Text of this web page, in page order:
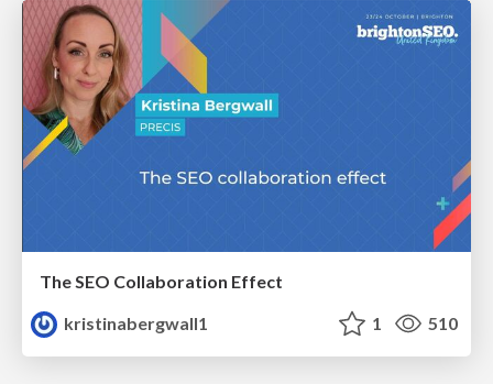
The SEO Collaboration Effect
kristinabergwall1
1 510